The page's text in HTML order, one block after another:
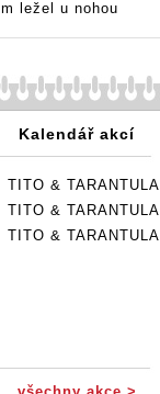
ležel u nohou
Kalendář akcí
TITO & TARANTULA
TITO & TARANTULA
TITO & TARANTULA